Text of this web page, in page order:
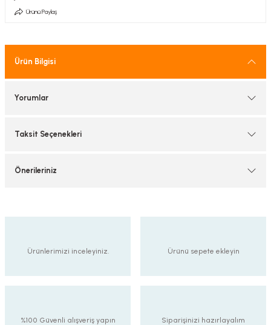
Armatürler
Ürünü Paylaş
Ürün Bilgisi
Yorumlar
Taksit Seçenekleri
Önerileriniz
Ürünlerimizi inceleyiniz. Ürünü sepete ekleyin
%100 Güvenli alışveriş yapın Siparişinizi hazırlayalım